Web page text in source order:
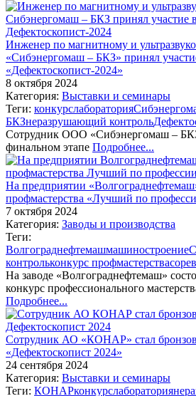
Инженер по магнитному и
«Сибэнергомаш – БКЗ» принял
«Дефектоскопист-2024»
8 октября 2024
Категория: Выставки и семинары
Теги: конкурслаборатория
БКЗнеразрушающий контроль
Сотрудник ООО «Сибэнергомаш –
финальном этапе Подробнее...
На предприятии
профмастерства «Лучший по
7 октября 2024
Категория: Заводы и производства
Теги:
Волгограднефтемашмашиностроение
контрольконкурс профмастерства
На заводе «Волгограднефтемаш»
конкурс профессионального
Подробнее...
Сотрудник АО «КОНАР» стал
«Дефектоскопист 2024»
24 сентября 2024
Категория: Выставки и семинары
Теги: КОНАРконкурслаборатория